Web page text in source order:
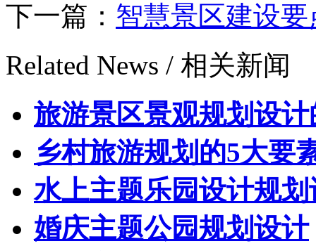
下一篇： 智慧景区建设要
Related News / 相关新闻
旅游景区景观规划设计
乡村旅游规划的5大要
水上主题乐园设计规划
婚庆主题公园规划设计